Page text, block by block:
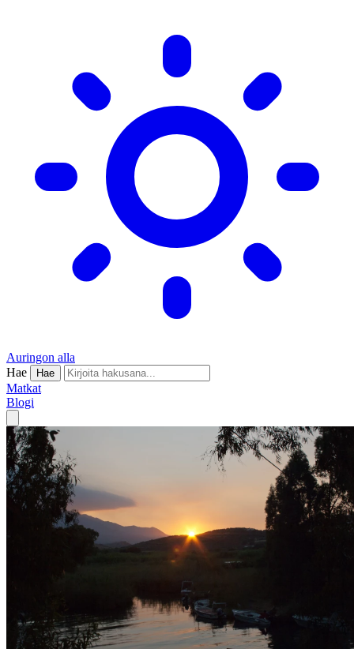
Auringon alla
Hae
Hae
Matkat
Blogi